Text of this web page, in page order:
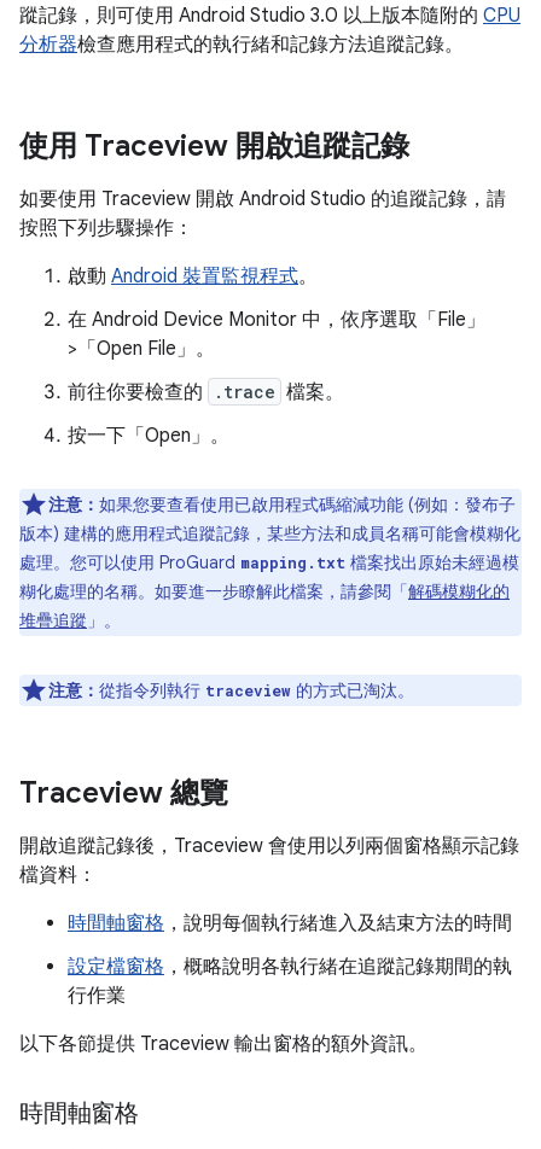
蹤記錄，則可使用 Android Studio 3.0 以上版本隨附的 CPU
分析器檢查應用程式的執行緒和記錄方法追蹤記錄。
使用 Traceview 開啟追蹤記錄
如要使用 Traceview 開啟 Android Studio 的追蹤記錄，請
按照下列步驟操作：
啟動 Android 裝置監視程式。
在 Android Device Monitor 中，依序選取「File」
>「Open File」 。
前往你要檢查的
.trace 檔案。
按一下「Open」。
注意： 如果您要查看使用已啟用程式碼縮減功能 (例如：發布子
版本) 建構的應用程式追蹤記錄，某些方法和成員名稱可能會模糊化
處理。您可以使用 ProGuard mapping.txt 檔案找出原始未經過模
糊化處理的名稱。如要進一步瞭解此檔案，請參閱「解碼模糊化的
堆疊追蹤 」。
注意： 從指令列執行 traceview 的方式已淘汰。
Traceview 總覽
開啟追蹤記錄後，Traceview 會使用以列兩個窗格顯示記錄
檔資料：
時間軸窗格 ，說明每個執行緒進入及結束方法的時間
設定檔窗格 ，概略說明各執行緒在追蹤記錄期間的執
行作業
以下各節提供 Traceview 輸出窗格的額外資訊。
時間軸窗格